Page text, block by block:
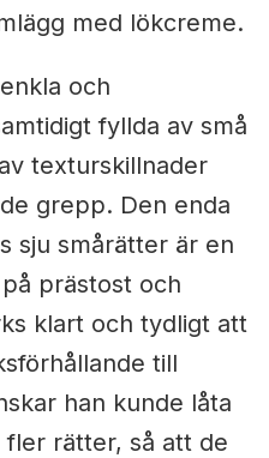
med lökcreme.
och
fyllda av små
texturskillnader
grepp. Den enda
sju smårätter är en
prästost och
klart och tydligt att
till
han kunde låta
rätter, så att de